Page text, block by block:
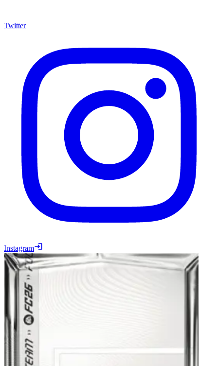
Twitter
Instagram